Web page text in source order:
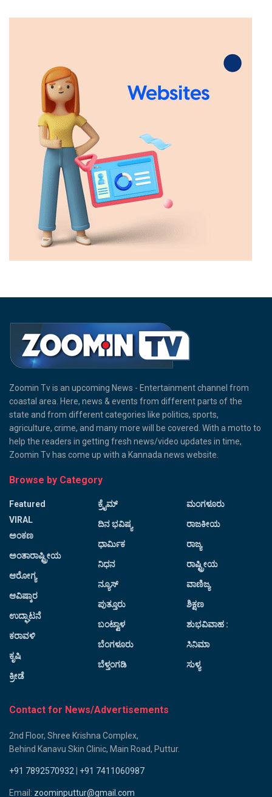
Zoomin Tv is an upcoming News - Entertainment channel from
coastal area. Here, news & events from different parts of the
state and from different categories like politics, sports,
agriculture, crime, and many more will be covered. With a motto to
help the readers in getting fresh news/video updates in time,
Zoomin Tv has come up with a Kannada news website.
Browse by Category
Featured
VIRAL
ಅಂಕಣ
ಅಂತಾರಾಷ್ಟ್ರೀಯ
ಆರೋಗ್ಯ
ಆವಿಷ್ಕಾರ
ಉದ್ಘಾಟನೆ
ಕರಾವಳಿ
ಕೃಷಿ
ಕ್ರೀಡೆ
ಕ್ರೈಮ್
ದಿನ ಭವಿಷ್ಯ
ಧಾರ್ಮಿಕ
ನಿಧನ
ನ್ಯೂಸ್
ಪುತ್ತೂರು
ಬಂಟ್ವಾಳ
ಬೆಂಗಳೂರು
ಬೆಳ್ತಂಗಡಿ
ಮಂಗಳೂರು
ರಾಜಕೀಯ
ರಾಜ್ಯ
ರಾಷ್ಟ್ರೀಯ
ವಾಣಿಜ್ಯ
ಶಿಕ್ಷಣ
ಶುಭವಿವಾಹ :
ಸಿನಿಮಾ
ಸುಳ್ಯ
Contact for News/Advertisements
2nd Floor, Shree Krishna Complex,
Behind Kanavu Skin Clinic, Main Road, Puttur.
+91 7892570932 +91 7411060987
Email: zoominputtur@gmail.com